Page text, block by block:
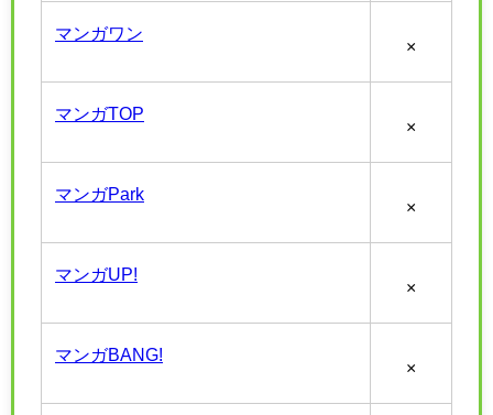
マンガワン
×
マンガTOP
×
マンガPark
×
マンガUP!
×
マンガBANG!
×